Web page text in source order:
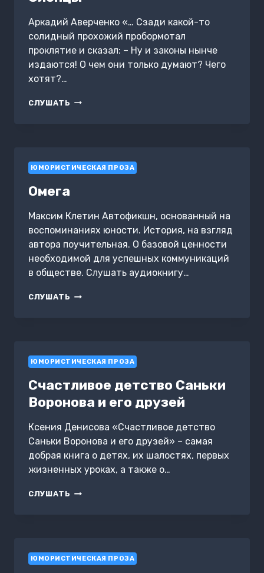
Аркадий Аверченко «… Сзади какой-то
солидный прохожий пробормотал
проклятие и сказал: – Ну и законы нынче
издаются! О чем они только думают? Чего
хотят?…
СЛУШАТЬ СЛЕПЦЫ
ЮМОРИСТИЧЕСКАЯ ПРОЗА
Омега
Максим Клетин Автофикшн, основанный на
воспоминаниях юности. История, на взгляд
автора поучительная. О базовой ценности
необходимой для успешных коммуникаций
в обществе. Слушать аудиокнигу…
СЛУШАТЬ ОМЕГА
ЮМОРИСТИЧЕСКАЯ ПРОЗА
Счастливое детство Саньки
Воронова и его друзей
Ксения Денисова «Счастливое детство
Саньки Воронова и его друзей» – самая
добрая книга о детях, их шалостях, первых
жизненных уроках, а также о…
СЛУШАТЬ СЧАСТЛИВОЕ
ДРУЗЕЙ
ЮМОРИСТИЧЕСКАЯ ПРОЗА